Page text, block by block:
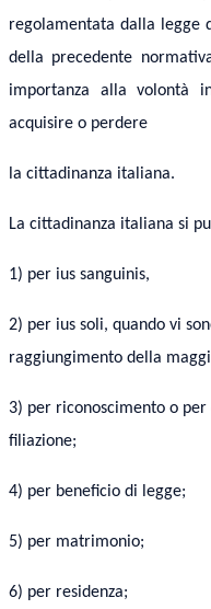
regolamentata dalla legge
della precedente
importanza alla volontà
acquisire o perdere
la cittadinanza italiana.
La cittadinanza italiana si
1) per ius sanguinis,
2) per ius soli, quando vi
raggiungimento della
3) per riconoscimento o
filiazione;
4) per beneficio di legge;
5) per matrimonio;
6) per residenza;